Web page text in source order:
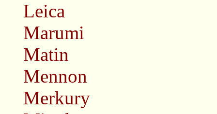
Leica
Marumi
Matin
Mennon
Merkury